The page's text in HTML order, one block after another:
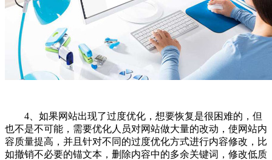
4、如果网站出现了过度优化，想要恢复是很困难的，但
也不是不可能，需要优化人员对网站做大量的改动，使网站内
容质量提高，并且针对不同的过度优化方式进行内容修改，比
如撤销不必要的锚文本，删除内容中的多余关键词，修改低质